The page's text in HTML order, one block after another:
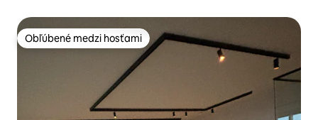
Obľúbené medzi hosťami
Obľúbené medzi hosťami